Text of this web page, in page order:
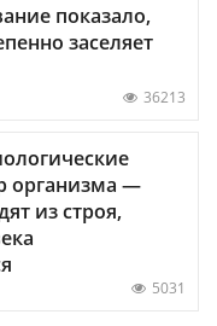
показало,
заселяет
36213
организма —
из строя,
5031